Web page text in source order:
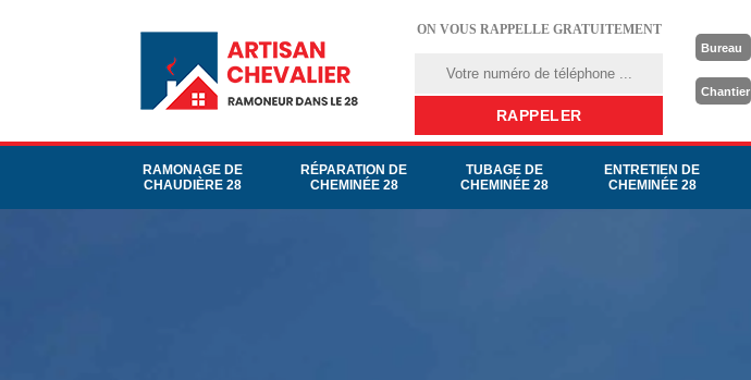
ON VOUS RAPPELLE GRATUITEMENT
Bureau
Chantier
RAMONAGE DE
CHAUDIÈRE 28
RÉPARATION DE
CHEMINÉE 28
TUBAGE DE
CHEMINÉE 28
ENTRETIEN DE
CHEMINÉE 28